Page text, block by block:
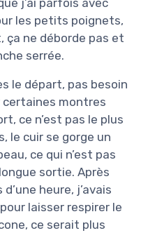
j’ai parfois avec
les petits poignets,
ça ne déborde pas et
serrée.
le départ, pas besoin
certaines montres
ce n’est pas le plus
le cuir se gorge un
ce qui n’est pas
sortie. Après
heure, j’avais
laisser respirer le
ce serait plus